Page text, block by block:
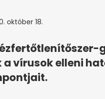
október 18.
vírusok elleni